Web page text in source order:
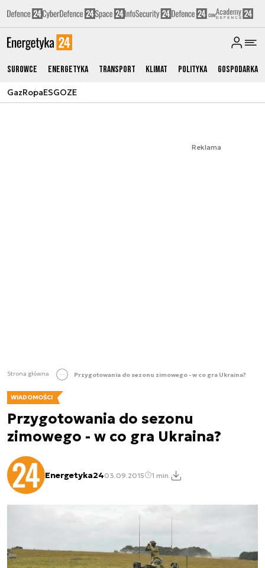
Surowce Energetyka Transport Klimat Polityka Gospodarka
GazRopaESGOZE
Reklama
Strona główna Przygotowania do sezonu zimowego - w co gra Ukraina?
WIADOMOŚCI
Przygotowania do sezonu
zimowego - w co gra Ukraina?
Energetyka2403.09.2015 1 min.